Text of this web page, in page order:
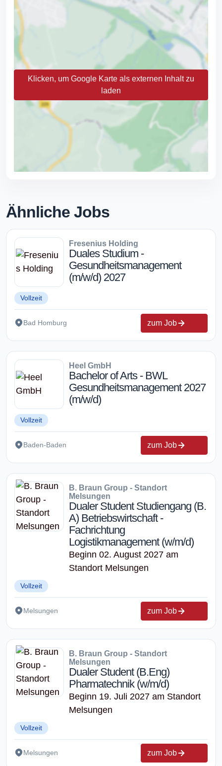
Klicken, um Google Karte als externen Inhalt zu
laden
Ähnliche Jobs
Fresenius Holding
Duales Studium -
Gesundheitsmanagement
(m/w/d) 2027
Vollzeit
Bad Homburg zum Job
Heel GmbH
Bachelor of Arts - BWL
Gesundheitsmanagement 2027
(m/w/d)
Vollzeit
Baden-Baden zum Job
B. Braun Group - Standort
Melsungen
Dualer Student Studiengang (B.
A) Betriebswirtschaft -
Fachrichtung
Logistikmanagement (w/m/d)
Beginn 02. August 2027 am
Standort Melsungen
Vollzeit
Melsungen zum Job
B. Braun Group - Standort
Melsungen
Dualer Student (B.Eng)
Pharmatechnik (w/m/d)
Beginn 19. Juli 2027 am Standort
Melsungen
Vollzeit
Melsungen zum Job